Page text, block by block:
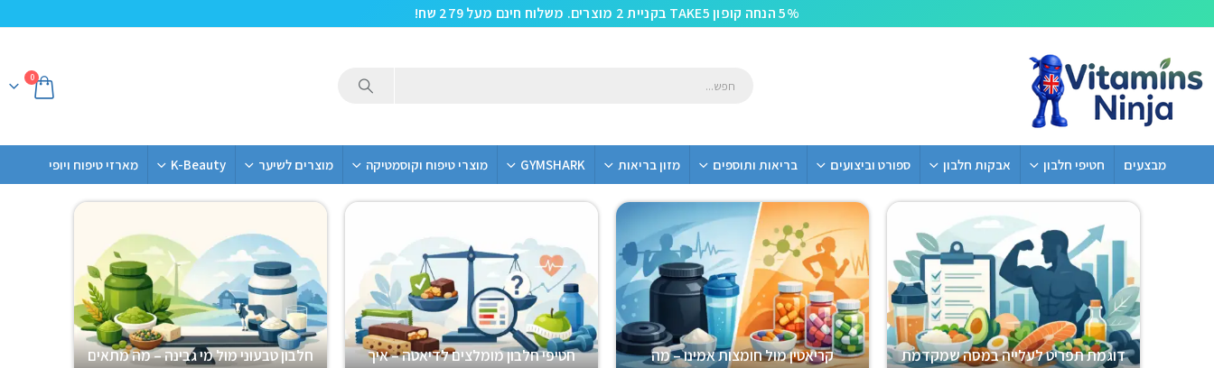
5% הנחה קופון TAKE5 בקניית 2 מוצרים. משלוח חינם מעל 279 שח!
0
מבצעים חטיפי חלבון אבקות חלבון ספורט וביצועים בריאות ותוספים מזון בריאות GYMSHARK מוצרי טיפוח וקוסמטיקה מוצרים לשיער K-Beauty מארזי טיפוח ויופי
דוגמת תפריט לעלייה במסה שמקדמת
קריאטין מול חומצות אמינו – מה
חטיפי חלבון מומלצים לדיאטה – איך
חלבון טבעוני מול מי גבינה – מה מתאים